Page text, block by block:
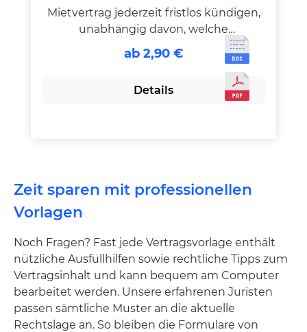
Mietvertrag jederzeit fristlos kündigen,
unabhängig davon, welche
Kündigungsfrist vertraglich vereinbart
wurde. Für die Wirksamkeit einer
solchen außerordentlichen Kündigung
bedarf es allerdings eines wichtigen
ab 2,90 €
Details
Zeit sparen mit professionellen
Vorlagen
Noch Fragen? Fast jede Vertragsvorlage enthält
nützliche Ausfüllhilfen sowie rechtliche Tipps zum
Vertragsinhalt und kann bequem am Computer
bearbeitet werden. Unsere erfahrenen Juristen
passen sämtliche Muster an die aktuelle
Rechtslage an. So bleiben die Formulare von